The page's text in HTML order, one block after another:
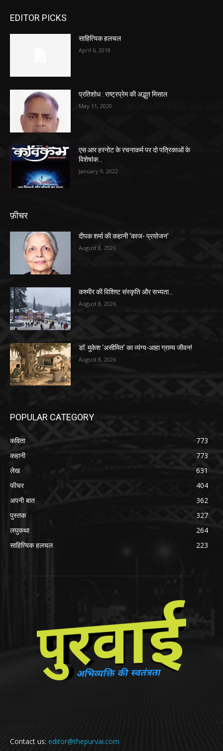
EDITOR PICKS
साहित्यिक हलचल
April 6, 2018
प्रतिशोध : राष्ट्रप्रेम की अद्भुत मिसाल
May 11, 2020
एस आर हरनोट के रचनाकर्म पर दो पत्रिकाओं के
विशेषांक…
January 9, 2022
फ़ीचर
दीपक शर्मा की कहानी ‘काज- प्रयोजन’
August 8, 2026
कश्मीर की विशिष्ट संस्कृति और सभ्यता…
August 8, 2026
डॉ. मुकेश ‘असीमित’ का व्यंग्य-आहा ग्राम्य जीवन!
August 8, 2026
POPULAR CATEGORY
कविता
773
कहानी
773
लेख
631
फीचर
404
अपनी बात
362
पुस्तक
327
लघुकथा
264
साहित्यिक हलचल
223
Contact us: editor@thepurvai.com